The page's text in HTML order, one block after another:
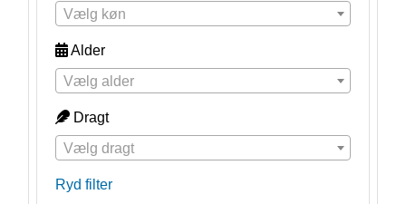
Vælg køn
Alder
Vælg alder
Dragt
Vælg dragt
Ryd filter